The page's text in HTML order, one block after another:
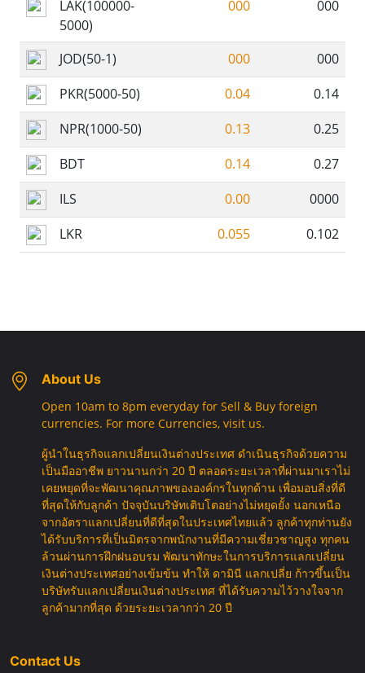
LAK(100000-
5000)
000 000
JOD(50-1) 000
000
PKR(5000-50)
0.04
0.14
NPR(1000-50)
0.13
0.25
BDT
0.14
0.27
ILS
0.00
0000
LKR
0.055 0.102
About Us
Open 10am to 8pm everyday for Sell & Buy foreign
currencies. For more Currencies, visit us.
ผู้นำในธุรกิจแลกเปลี่ยนเงินต่างประเทศ ดำเนินธุรกิจด้วยความ
เป็นมืออาชีพ ยาวนานกว่า 20 ปี ตลอดระยะเวลาที่ผ่านมาเราไม่
เคยหยุดที่จะพัฒนาคุณภาพขององค์กรในทุกด้าน เพื่อมอบสิ่งที่ดี
ที่สุดให้กับลูกค้า ปัจจุบันบริษัทเติบโตอย่างไม่หยุดยั้ง นอกเหนือ
จากอัตราแลกเปลี่ยนที่ดีที่สุดในประเทศไทยแล้ว ลูกค้าทุกท่านยัง
ได้รับบริการที่เป็นมิตรจากพนักงานที่มีความเชี่ยวชาญสูง ทุกคน
ล้วนผ่านการฝึกฝนอบรม พัฒนาทักษะในการบริการแลกเปลี่ยน
เงินต่างประเทศอย่างเข้มข้น ทำให้ ดามินี แลกเปลี่ย ก้าวขึ้นเป็น
บริษัทรับแลกเปลี่ยนเงินต่างประเทศ ที่ได้รับความไว้วางใจจาก
ลูกค้ามากที่สุด ด้วยระยะเวลากว่า 20 ปี
Contact Us